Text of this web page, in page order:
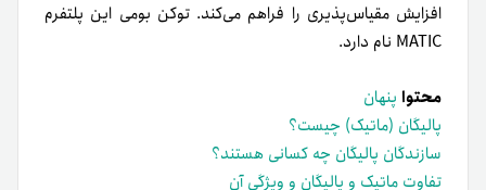
افزایش مقیاس‌پذیری را فراهم می‌کند. توکن بومی این پلتفرم
MATIC نام دارد.
محتوا پنهان
پالیگان (ماتیک) چیست؟
سازندگان پالیگان چه کسانی هستند؟
تفاوت ماتیک و پالیگان و ویژگی آن